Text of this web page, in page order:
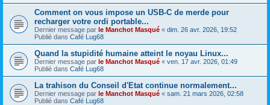
Comment on vous impose un USB-C de merde pour
recharger votre ordi portable...
Dernier message par le Manchot Masqué « dim. 26 avr. 2026, 19:52
Publié dans Café Lug68
Quand la stupidité humaine atteint le noyau Linux...
Dernier message par le Manchot Masqué « ven. 17 avr. 2026, 01:49
Publié dans Café Lug68
La trahison du Conseil d'Etat continue normalement...
Dernier message par le Manchot Masqué « sam. 21 mars 2026, 02:58
Publié dans Café Lug68